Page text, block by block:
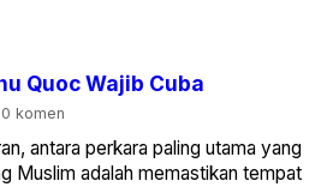
Quoc Wajib Cuba
0 komen
antara perkara paling utama yang
Muslim adalah memastikan tempat